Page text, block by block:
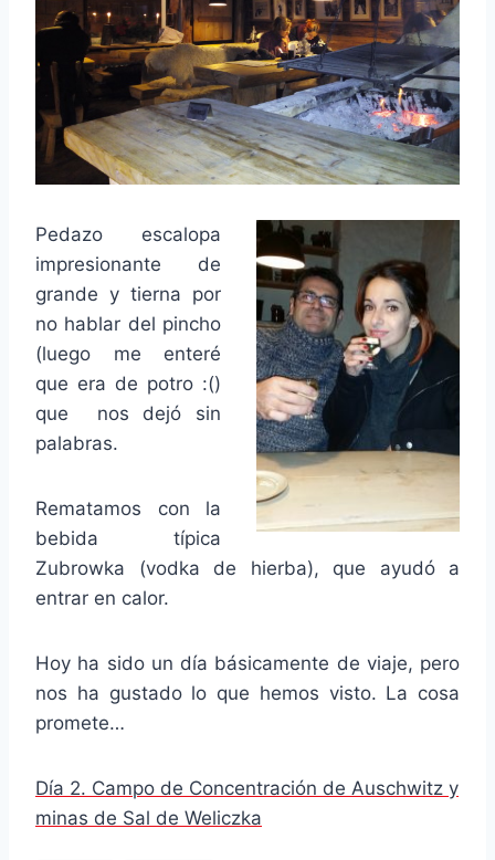
Pedazo escalopa
impresionante de
grande y tierna por
no hablar del pincho
(luego me enteré
que era de potro :()
que nos dejó sin
palabras.
Rematamos con la
bebida típica
Zubrowka (vodka de hierba), que ayudó a
entrar en calor.
Hoy ha sido un día básicamente de viaje, pero
nos ha gustado lo que hemos visto. La cosa
promete…
Día 2. Campo de Concentración de Auschwitz y
minas de Sal de Weliczka